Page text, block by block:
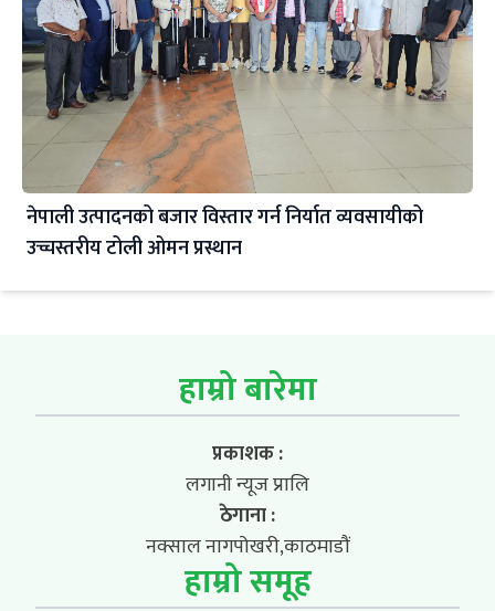
नेपाली उत्पादनको बजार विस्तार गर्न निर्यात व्यवसायीको
उच्चस्तरीय टोली ओमन प्रस्थान
हाम्रो बारेमा
प्रकाशक :
लगानी न्यूज प्रालि
ठेगाना :
नक्साल नागपोखरी,काठमाडौं
हाम्रो समूह